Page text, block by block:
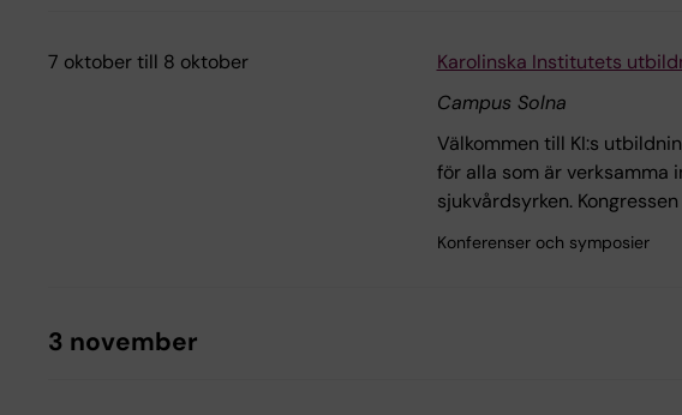
7 oktober till 8 oktober
Karolinska Institutets
Campus Solna
Välkommen till KI:s
för alla som är verksamma
sjukvårdsyrken.
Konferenser och symposier
3 november